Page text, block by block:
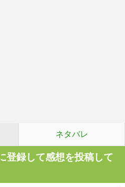
ネタバレ
登録して感想を投稿して